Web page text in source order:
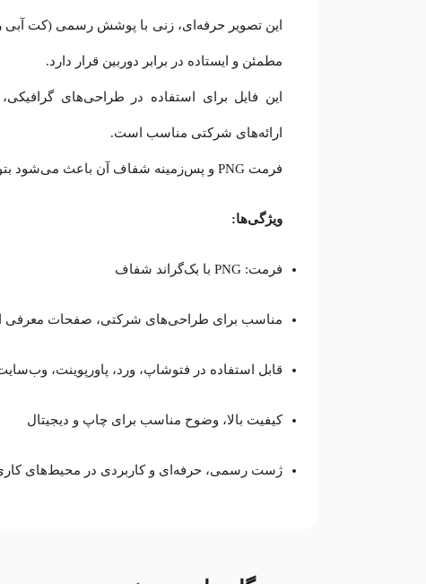
این تصویر حرفه‌ای، زنی با پوشش رسمی (کت
مطمئن و ایستاده در برابر دوربین قرار دارد.
این فایل برای استفاده در طراحی‌های
ارائه‌های شرکتی مناسب است.
فرمت PNG و پس‌زمینه شفاف آن باعث می‌شود بتوانید به راحتی از تصویر در هر محیط طراحی استفاده کنید.
ویژگی‌ها:
فرمت: PNG با بک‌گراند شفاف
مناسب برای طراحی‌های شرکتی، صفحات معرفی
قابل استفاده در فتوشاپ، ورد، پاورپوینت،
کیفیت بالا، وضوح مناسب برای چاپ و دیجیتال
ژست رسمی، حرفه‌ای و کاربردی در محیط‌های